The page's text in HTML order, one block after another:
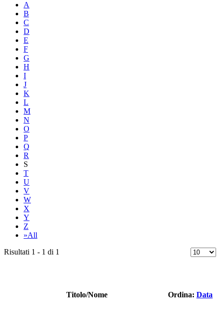
A
B
C
D
E
F
G
H
I
J
K
L
M
N
O
P
Q
R
S
T
U
V
W
X
Y
Z
»All
Risultati 1 - 1 di 1
Titolo/Nome Ordina: Data